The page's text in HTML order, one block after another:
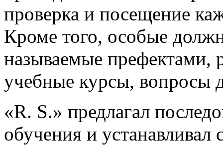
проверка и посещение
Кроме того, особые
называемые префектами,
учебные курсы, вопросы
«R. S.» предлагал
обучения и устанавливал